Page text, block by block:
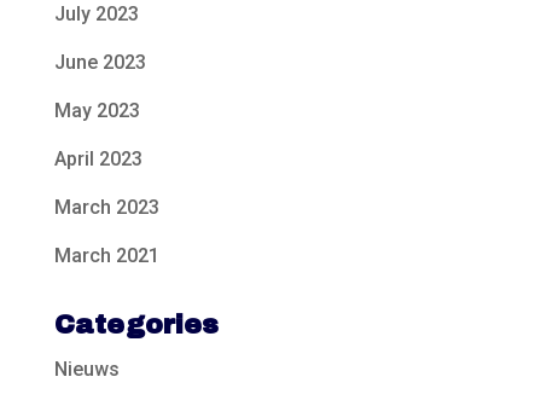
July 2023
June 2023
May 2023
April 2023
March 2023
March 2021
Categories
Nieuws